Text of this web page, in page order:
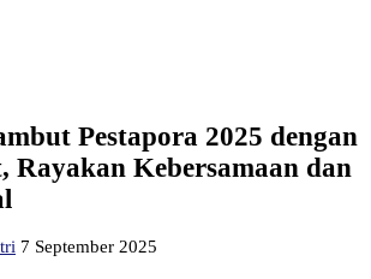
Pestapora 2025 dengan
Rayakan Kebersamaan dan
7 September 2025